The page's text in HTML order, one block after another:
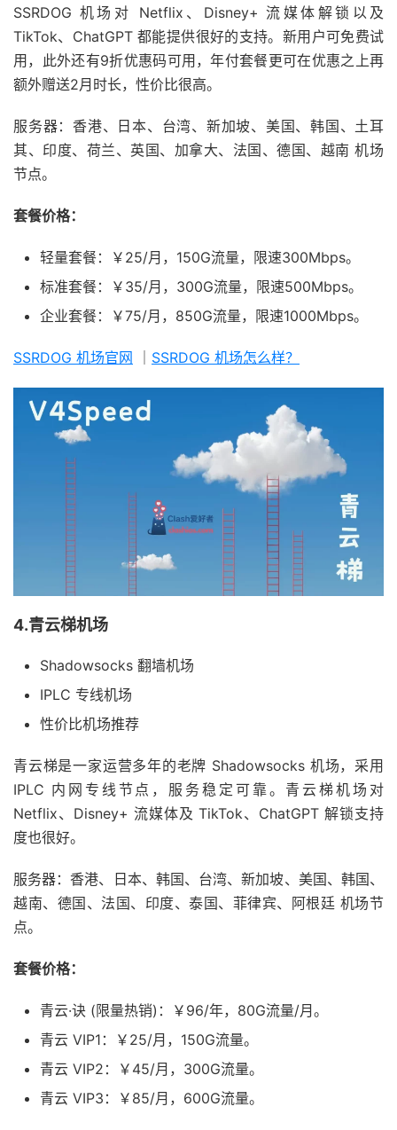
SSRDOG 机场对 Netflix、Disney+ 流媒体解锁以及
TikTok、ChatGPT 都能提供很好的支持。新用户可免费试
用，此外还有9折优惠码可用，年付套餐更可在优惠之上再
额外赠送2月时长，性价比很高。
服务器：香港、日本、台湾、新加坡、美国、韩国、土耳
其、印度、荷兰、英国、加拿大、法国、德国、越南 机场
节点。
套餐价格：
轻量套餐：￥25/月，150G流量，限速300Mbps。
标准套餐：￥35/月，300G流量，限速500Mbps。
企业套餐：￥75/月，850G流量，限速1000Mbps。
SSRDOG 机场官网 SSRDOG 机场怎么样？
4.青云梯机场
Shadowsocks 翻墙机场
IPLC 专线机场
性价比机场推荐
青云梯是一家运营多年的老牌 Shadowsocks 机场，采用
IPLC 内网专线节点，服务稳定可靠。青云梯机场对
Netflix、Disney+ 流媒体及 TikTok、ChatGPT 解锁支持
度也很好。
服务器：香港、日本、韩国、台湾、新加坡、美国、韩国、
越南、德国、法国、印度、泰国、菲律宾、阿根廷 机场节
点。
套餐价格：
青云·诀 (限量热销)：￥96/年，80G流量/月。
青云 VIP1：￥25/月，150G流量。
青云 VIP2：￥45/月，300G流量。
青云 VIP3：￥85/月，600G流量。